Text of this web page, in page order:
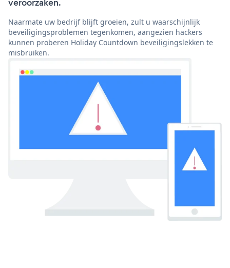
Naarmate uw bedrijf blijft groeien, zult u waarschijnlijk
beveiligingsproblemen tegenkomen, aangezien hackers
kunnen proberen Holiday Countdown beveiligingslekken te
misbruiken.